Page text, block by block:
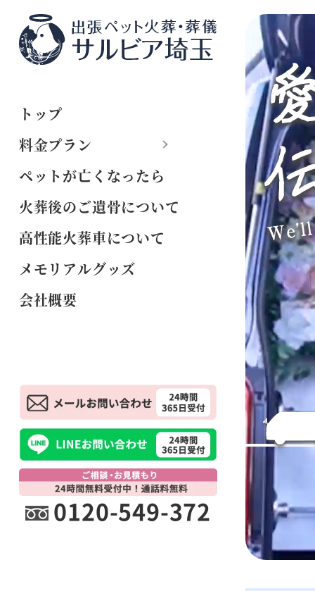
トップ
料金プラン
ペットが亡くなったら
火葬後のご遺骨について
高性能火葬車について
メモリアルグッズ
会社概要
0120-549-372